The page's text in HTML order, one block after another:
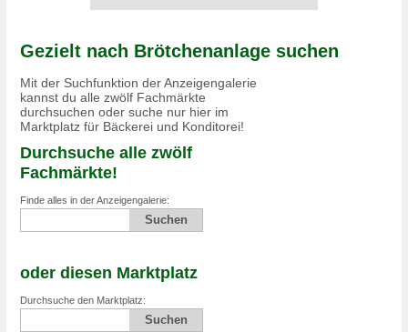
Gezielt nach Brötchenanlage suchen
Mit der Suchfunktion der Anzeigengalerie
kannst du alle zwölf Fachmärkte
durchsuchen oder suche nur hier im
Marktplatz für Bäckerei und Konditorei!
Durchsuche alle zwölf
Fachmärkte!
Finde alles in der Anzeigengalerie:
oder diesen Marktplatz
Durchsuche den Marktplatz: